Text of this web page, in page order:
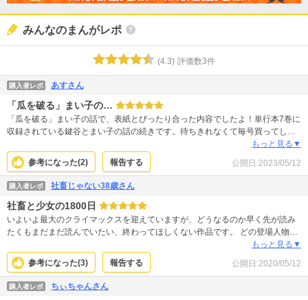
みんなのまんがレポ
(4.3) 評価数3件
購入者レポ あすさん
「瓜を破る」まい子の…
「瓜を破る」まい子の話で、表紙とぴったり合った内容でしたよ！単行本7巻に
収録されている鍵谷とまい子の話の続きです。待ちきれなくて毎号買ってしま
の感じも伝わって最高です。服の色はキャラクターの個性や心情も表れると思
っているので、単行本にも表紙のカラーが入ってほしいくらい！ 表紙も巻頭
も、スカートが案外派手な色でかわいい！ 週刊誌は、目的以外の作品もいろい
ろ読むことができて、新たな作品と出会うきっかけにもなるから良いですね！
もっと見る▼
参考になった(2) 報告する 公開日:2023/05/12
購入者レポ 社畜じゃない38歳さん
社畜と少女の1800日
いよいよ最大のクライマックスを迎えていますが、どうなるのか早く先が読み
たくもまだまだ読んでいたい、終わってほしくない作品です。 どの登場人物も
みんな幸せになって欲しいですが、緩やかなハッピーエンドを期待するのは難
しそうな展開です。 東根さんはもちろんですが、優里ちゃんにだけは悲しい結
末になって欲しくないです。どうかこの子には幸せになって欲しいです。 浅岡
君も素晴らしい青年ですが、彼女にとって一番満たされるのはやはり東根さん
しかいないでしょう。 どうか悲劇のラストで終わりませんように・・
もっと見る▼
参考になった(3) 報告する 公開日:2020/05/12
購入者レポ ちぃちゃんさん